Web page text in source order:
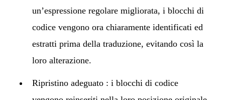
un’espressione regolare migliorata, i blocchi di
codice vengono ora chiaramente identificati ed
estratti prima della traduzione, evitando così la
loro alterazione.
Ripristino adeguato : i blocchi di codice